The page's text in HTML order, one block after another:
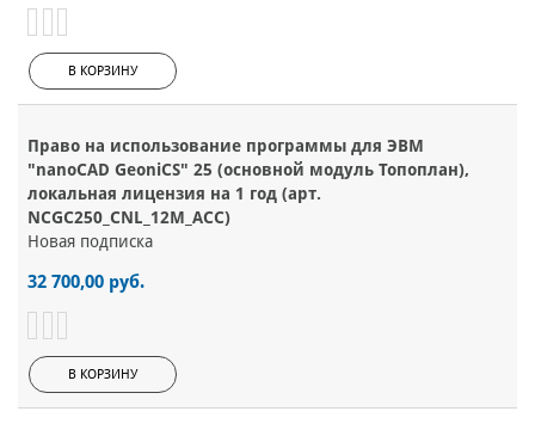
В КОРЗИНУ
Право на использование программы для ЭВМ
"nanoCAD GeoniCS" 25 (основной модуль Топоплан),
локальная лицензия на 1 год (арт.
NCGC250_CNL_12M_ACC)
Новая подписка
32 700,00 руб.
В КОРЗИНУ